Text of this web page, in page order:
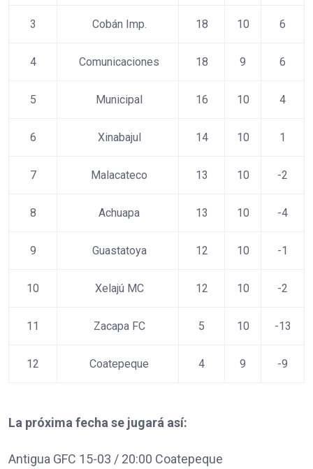
3 Cobán Imp. 18 10 6
4 Comunicaciones 18 9 6
5 Municipal 16 10 4
6 Xinabajul 14 10 1
7 Malacateco 13 10 -2
8 Achuapa 13 10 -4
9 Guastatoya 12 10 -1
10 Xelajú MC 12 10 -2
11 Zacapa FC 5 10 -13
12 Coatepeque 4 9 -9
La próxima fecha se jugará así:
Antigua GFC 15-03 / 20:00 Coatepeque